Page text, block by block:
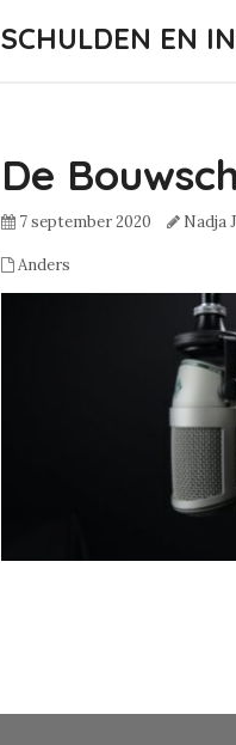
SCHULDEN EN
De
7 september 2020 Nadja
Anders